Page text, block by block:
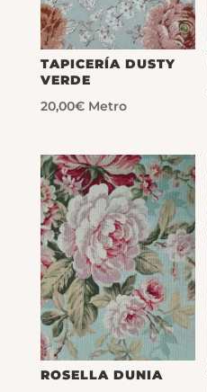
TAPICERÍA DUSTY
VERDE
20,00€ Metro
ROSELLA DUNIA